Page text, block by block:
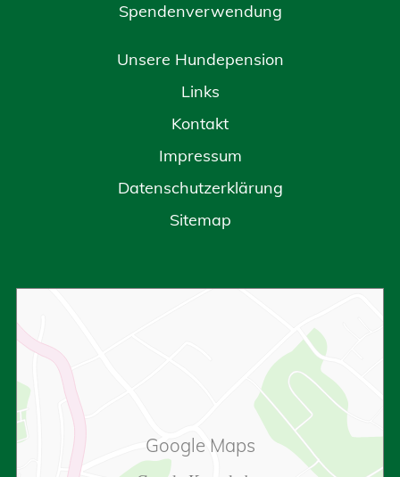
Spendenverwendung
Unsere Hundepension
Links
Kontakt
Impressum
Datenschutzerklärung
Sitemap
Google Maps